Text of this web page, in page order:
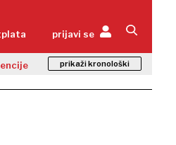
prijavi se
prikaži kronološki